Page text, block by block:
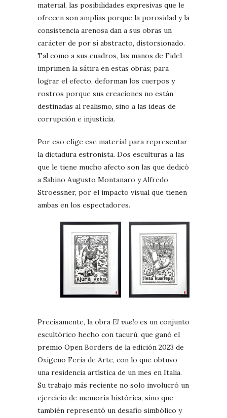
material, las posibilidades expresivas que le
ofrecen son amplias porque la porosidad y la
consistencia arenosa dan a sus obras un
carácter de por sí abstracto, distorsionado.
Tal como a sus cuadros, las manos de Fidel
imprimen la sátira en estas obras; para
lograr el efecto, deforman los cuerpos y
rostros porque sus creaciones no están
destinadas al realismo, sino a las ideas de
corrupción e injusticia.
Por eso elige ese material para representar
la dictadura estronista. Dos esculturas a las
que le tiene mucho afecto son las que dedicó
a Sabino Augusto Montanaro y Alfredo
Stroessner, por el impacto visual que tienen
ambas en los espectadores.
Precisamente, la obra El vuelo es un conjunto
escultórico hecho con tacurú, que ganó el
premio Open Borders de la edición 2023 de
Oxígeno Feria de Arte, con lo que obtuvo
una residencia artística de un mes en Italia.
Su trabajo más reciente no solo involucró un
ejercicio de memoria histórica, sino que
también representó un desafío simbólico y